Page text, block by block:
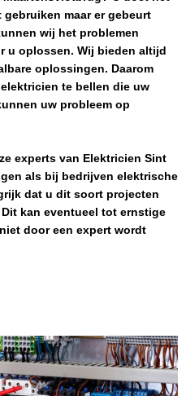
gebruiken maar er gebeurt
wij het problemen
u oplossen. Wij bieden altijd
oplossingen. Daarom
te bellen die uw
uw probleem op
experts van Elektricien Sint
als bij bedrijven elektrische
dat u dit soort projecten
kan eventueel tot ernstige
door een expert wordt